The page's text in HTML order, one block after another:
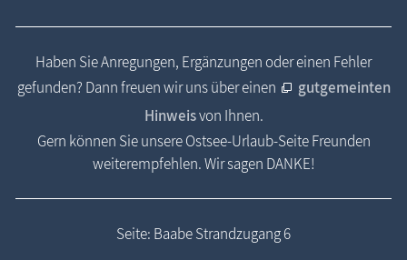
Haben Sie Anregungen, Ergänzungen oder einen Fehler
gefunden? Dann freuen wir uns über einen
gutgemeinten
Hinweisvon Ihnen.
Gern können Sie unsere Ostsee-Urlaub-Seite Freunden
weiterempfehlen. Wir sagen DANKE!
Seite: Baabe Strandzugang 6